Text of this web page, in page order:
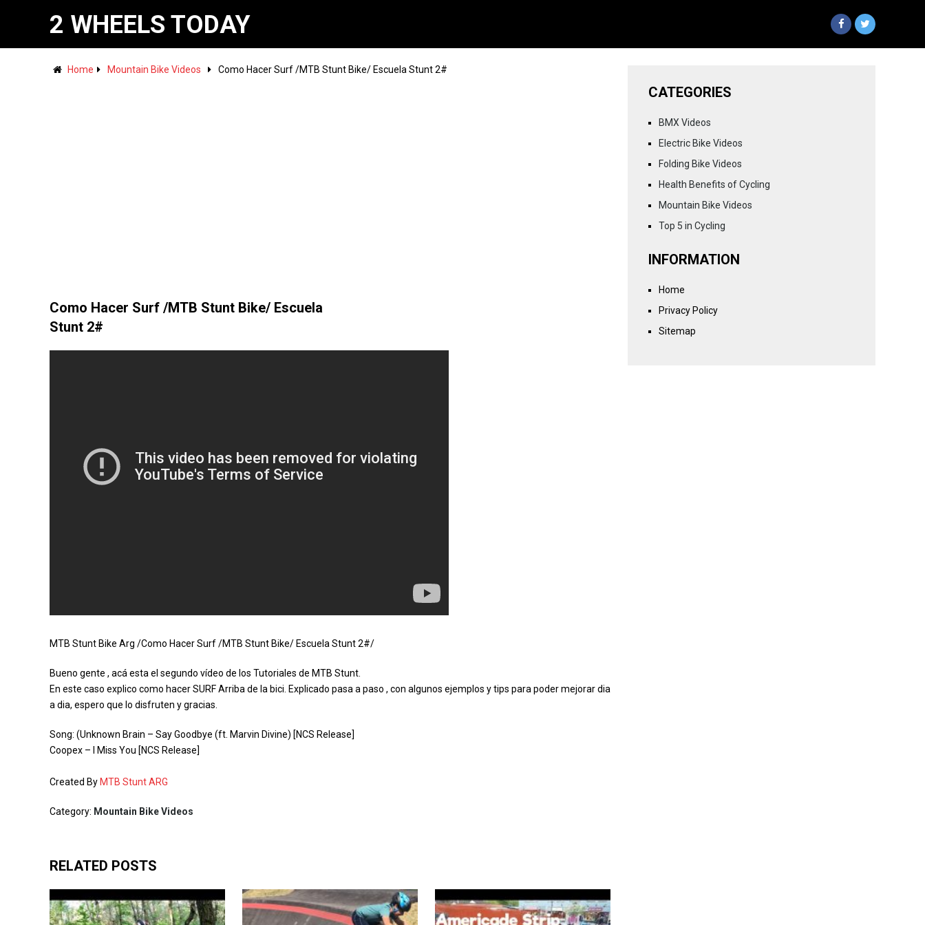
2 WHEELS TODAY
Home Mountain Bike Videos Como Hacer Surf /MTB Stunt Bike/ Escuela Stunt 2#
Como Hacer Surf /MTB Stunt Bike/ Escuela
Stunt 2#
MTB Stunt Bike Arg /Como Hacer Surf /MTB Stunt Bike/ Escuela Stunt 2#/
Bueno gente , acá esta el segundo vídeo de los Tutoriales de MTB Stunt.
En este caso explico como hacer SURF Arriba de la bici. Explicado pasa a paso , con algunos ejemplos y tips para poder mejorar dia
a dia, espero que lo disfruten y gracias.
Song: (Unknown Brain – Say Goodbye (ft. Marvin Divine) [NCS Release]
Coopex – I Miss You [NCS Release]
Created By MTB Stunt ARG
Category: Mountain Bike Videos
RELATED POSTS
CATEGORIES
BMX Videos
Electric Bike Videos
Folding Bike Videos
Health Benefits of Cycling
Mountain Bike Videos
Top 5 in Cycling
INFORMATION
Home
Privacy Policy
Sitemap